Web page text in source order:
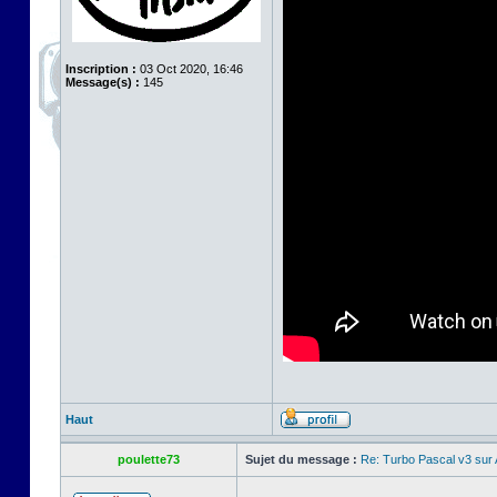
Inscription : 03 Oct 2020, 16:46
Message(s) : 145
Haut
poulette73 Sujet du message : Re: Turbo Pascal v3 sur